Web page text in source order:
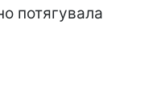
потягувала